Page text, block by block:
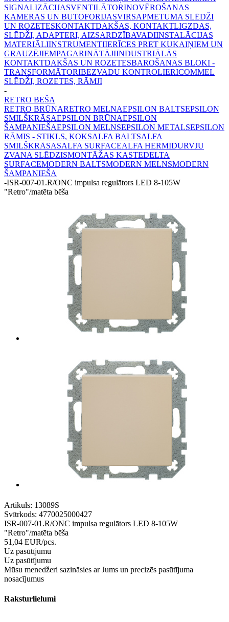
SIGNALIZĀCIJASVENTILĀTORINOVĒROŠANAS
KAMERAS UN BUTOFORIJASVIRSAPMETUMA SLĒDŽI
UN ROZETESKONTAKTDAKŠAS, KONTAKTLIGZDAS,
SLĒDŽI, ADAPTERI, AIZSARDZĪBAVADIINSTALĀCIJAS
MATERIĀLIINSTRUMENTIIERĪCES PRET KUKAIŅIEM UN
GRAUZĒJIEMPAGARINĀTĀJIINDUSTRIĀLĀS
KONTAKTDAKŠAS UN ROZETESBAROŠANAS BLOKI -
TRANSFORMĀTORIBEZVADU KONTROLIERICOMMEL
SLĒDŽI, ROZETES, RĀMJI
-
RETRO BĒŠA
RETRO BRŪNARETRO MELNAEPSILON BALTSEPSILON
SMILŠKRĀSAEPSILON BRŪNAEPSILON
ŠAMPANIEŠAEPSILON MELNSEPSILON METALSEPSILON
RĀMIS - STIKLS, KOKSALFA BALTSALFA
SMILŠKRĀSASALFA SURFACEALFA HERMIDURVJU
ZVANA SLĒDZISMONTĀŽAS KASTEDELTA
SURFACEMODERN BALTSMODERN MELNSMODERN
ŠAMPANIEŠA
-ISR-007-01.R/ONC impulsa regulātors LED 8-105W
"Retro"/matēta bēša
Artikuls: 13089S
Svītrkods: 4770025000427
ISR-007-01.R/ONC impulsa regulātors LED 8-105W
"Retro"/matēta bēša
51,04 EUR/pcs.
Uz pasūtījumu
Uz pasūtījumu
Mūsu menedžeri sazināsies ar Jums un precizēs pasūtījuma
nosacījumus
Raksturlielumi